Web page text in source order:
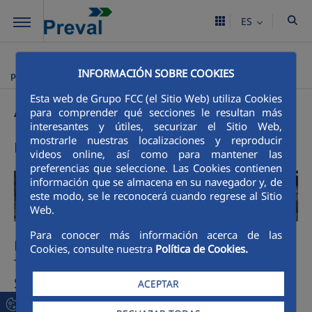
Saltar al contenido principal
INFORMACIÓN SOBRE COOKIES
Esta web de Grupo FCC (el Sitio Web) utiliza Cookies
para comprender qué secciones le resultan más
interesantes y útiles, securizar el Sitio Web,
mostrarle nuestras localizaciones y reproducir
videos online, así como para mantener las
preferencias que seleccione. Las Cookies contienen
información que se almacena en su navegador y, de
este modo, se le reconocerá cuando regrese al Sitio
Web.
Para conocer más información acerca de las
Cookies, consulte nuestra Política de Cookies.
ACEPTAR
ES
Preval Procesos Prefabricados de Concreto
Agregados
pétreos
Agregados pétreos
Preval líder en la producción industrial
Extracción de material, Plantas de
Trituración, Trituradores de Impacto y
Sistemas de Lavado para producción de
Arenas